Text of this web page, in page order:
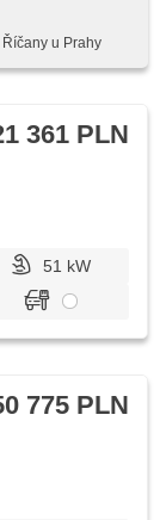
zagłówki
, Říčany u Prahy
361 PLN
51 kW
775 PLN